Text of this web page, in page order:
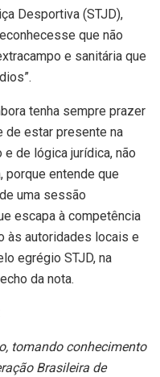
Desportiva (STJD),
que não
e sanitária que
tenha sempre prazer
de estar presente na
e de lógica jurídica, não
porque entende que
uma sessão
escapa à competência
às autoridades locais e
egrégio STJD, na
da nota.
tomando conhecimento
Brasileira de